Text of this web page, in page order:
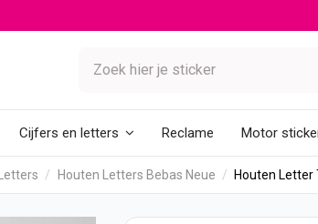
Cijfers en letters Reclame Motor
Houten Letters Bebas Neue Houten Letter